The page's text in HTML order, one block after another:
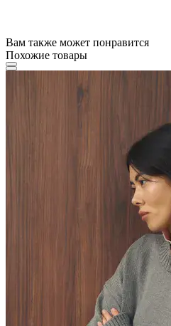
Вам также может понравится
Похожие товары